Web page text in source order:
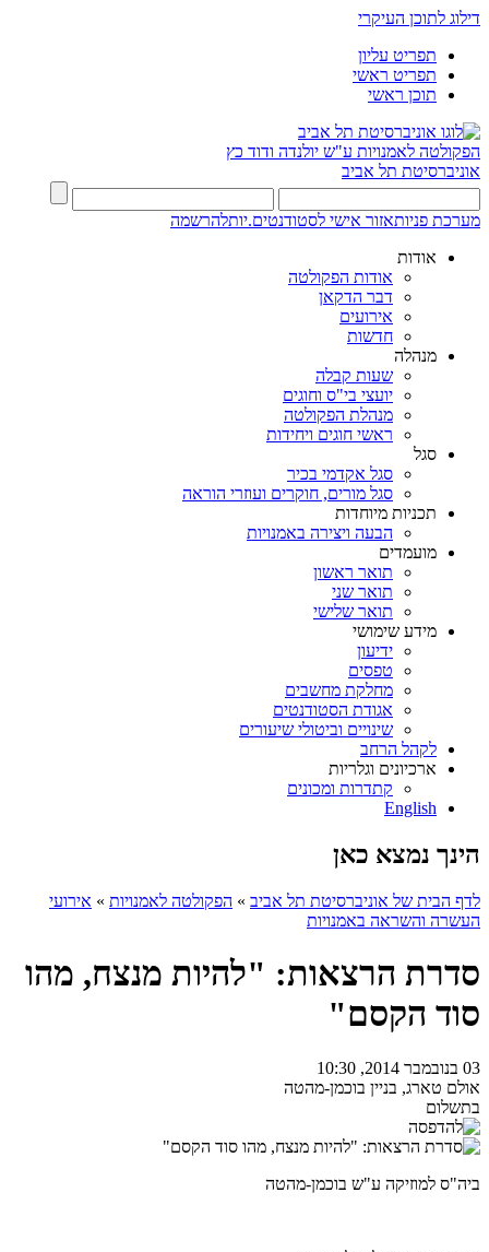
דילוג לתוכן העיקרי
תפריט עליון
תפריט ראשי
תוכן ראשי
הפקולטה לאמנויות ע"ש יולנדה ודוד כץ
אוניברסיטת תל אביב
מערכת פניותאזור אישי לסטודנטים.יותלהרשמה
אודות
אודות הפקולטה
דבר הדקאן
אירועים
חדשות
מנהלה
שעות קבלה
יועצי בי"ס וחוגים
מנהלת הפקולטה
ראשי חוגים ויחידות
סגל
סגל אקדמי בכיר
סגל מורים, חוקרים ועוזרי הוראה
תכניות מיוחדות
הבעה ויצירה באמנויות
מועמדים
תואר ראשון
תואר שני
תואר שלישי
מידע שימושי
ידיעון
טפסים
מחלקת מחשבים
אגודת הסטודנטים
שינויים וביטולי שיעורים
לקהל הרחב
ארכיונים וגלריות
קתדרות ומכונים
English
הינך נמצא כאן
לדף הבית של אוניברסיטת תל אביב » הפקולטה לאמנויות » אירועי
העשרה והשראה באמנויות
סדרת הרצאות: "להיות מנצח, מהו
סוד הקסם"
03 בנובמבר 2014, 10:30
אולם טארג, בניין בוכמן-מהטה
בתשלום
ביה"ס למוזיקה ע"ש בוכמן-מהטה